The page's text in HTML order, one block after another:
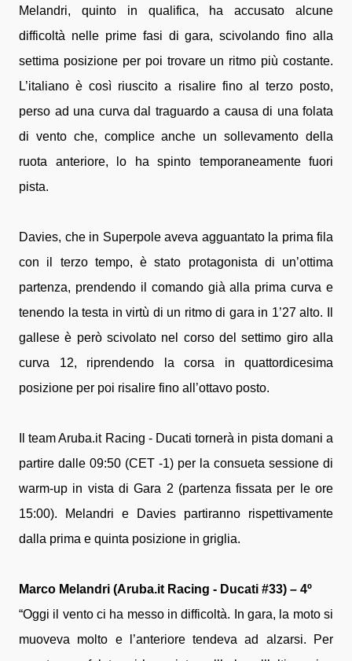
Melandri, quinto in qualifica, ha accusato alcune
difficoltà nelle prime fasi di gara, scivolando fino alla
settima posizione per poi trovare un ritmo più costante.
L’italiano è così riuscito a risalire fino al terzo posto,
perso ad una curva dal traguardo a causa di una folata
di vento che, complice anche un sollevamento della
ruota anteriore, lo ha spinto temporaneamente fuori
pista.
Davies, che in Superpole aveva agguantato la prima fila
con il terzo tempo, è stato protagonista di un’ottima
partenza, prendendo il comando già alla prima curva e
tenendo la testa in virtù di un ritmo di gara in 1’27 alto. Il
gallese è però scivolato nel corso del settimo giro alla
curva 12, riprendendo la corsa in quattordicesima
posizione per poi risalire fino all’ottavo posto.
Il team Aruba.it Racing - Ducati tornerà in pista domani a
partire dalle 09:50 (CET -1) per la consueta sessione di
warm-up in vista di Gara 2 (partenza fissata per le ore
15:00). Melandri e Davies partiranno rispettivamente
dalla prima e quinta posizione in griglia.
Marco Melandri (Aruba.it Racing - Ducati #33) – 4º
“Oggi il vento ci ha messo in difficoltà. In gara, la moto si
muoveva molto e l’anteriore tendeva ad alzarsi. Per